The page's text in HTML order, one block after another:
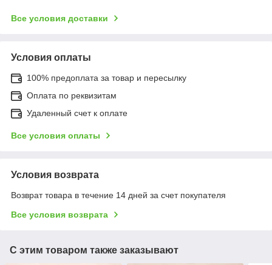
Все условия доставки
Условия оплаты
100% предоплата за товар и пересылку
Оплата по реквизитам
Удаленный счет к оплате
Все условия оплаты
Условия возврата
Возврат товара в течение 14 дней за счет покупателя
Все условия возврата
С этим товаром также заказывают